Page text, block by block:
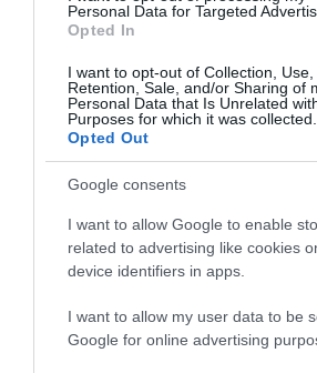
Personal Data for Targeted
Opted In
I want to opt-out of Collection, Use,
Retention, Sale, and/or Sharing of
Personal Data that Is Unrelated
Purposes for which it was collected.
Opted Out
Google consents
I want to allow Google to enable
related to advertising like cookies
device identifiers in apps.
I want to allow my user data to be
Google for online advertising
210 147 169
6 h 22 min